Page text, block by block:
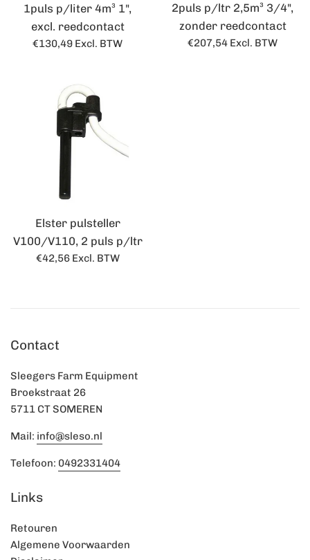
1puls p/liter 4m³ 1",
excl. reedcontact
Normale
€130,49 Excl. BTW
2puls p/ltr 2,5m³ 3/4",
zonder reedcontact
Normale
€207,54 Excl. BTW
Elster pulsteller
V100/V110, 2 puls p/ltr
Normale
€42,56 Excl. BTW
Contact
Sleegers Farm Equipment
Broekstraat 26
5711 CT SOMEREN
Mail: info@sleso.nl
Telefoon: 0492331404
Links
Retouren
Algemene Voorwaarden